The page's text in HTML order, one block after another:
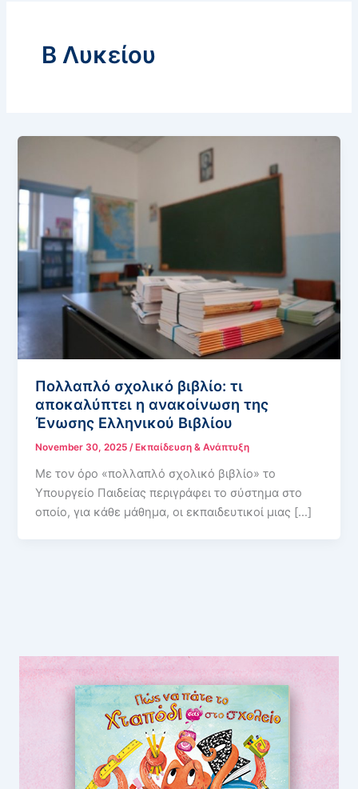
Β Λυκείου
Πολλαπλό σχολικό βιβλίο: τι
αποκαλύπτει η ανακοίνωση της
Ένωσης Ελληνικού Βιβλίου
November 30, 2025/ Εκπαίδευση & Ανάπτυξη
Με τον όρο «πολλαπλό σχολικό βιβλίο» το
Υπουργείο Παιδείας περιγράφει το σύστημα στο
οποίο, για κάθε μάθημα, οι εκπαιδευτικοί μιας […]